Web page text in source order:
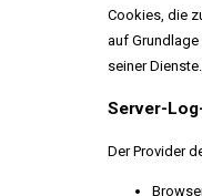
Cookies, die
auf
seiner
Server-
Der Provider